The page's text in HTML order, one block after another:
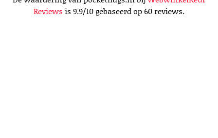
Reviews is 9.9/10 gebaseerd op 60 reviews.